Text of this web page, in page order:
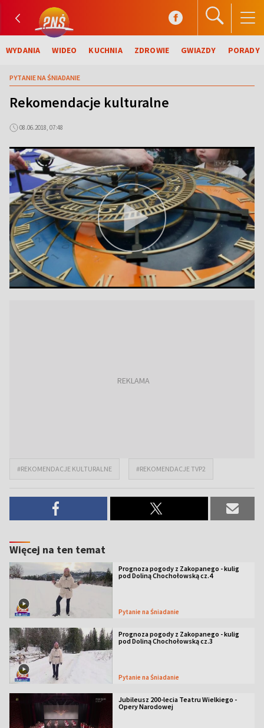
WYDANIA WIDEO KUCHNIA ZDROWIE GWIAZDY PORADY
PYTANIE NA ŚNIADANIE
Rekomendacje kulturalne
08.06.2018, 07:48
#REKOMENDACJE KULTURALNE #REKOMENDACJE TVP2
Więcej na ten temat
Prognoza pogody z Zakopanego - kulig
pod Doliną Chochołowską cz.4
Pytanie na Śniadanie
Prognoza pogody z Zakopanego - kulig
pod Doliną Chochołowską cz.3
Pytanie na Śniadanie
Jubileusz 200-lecia Teatru Wielkiego -
Opery Narodowej